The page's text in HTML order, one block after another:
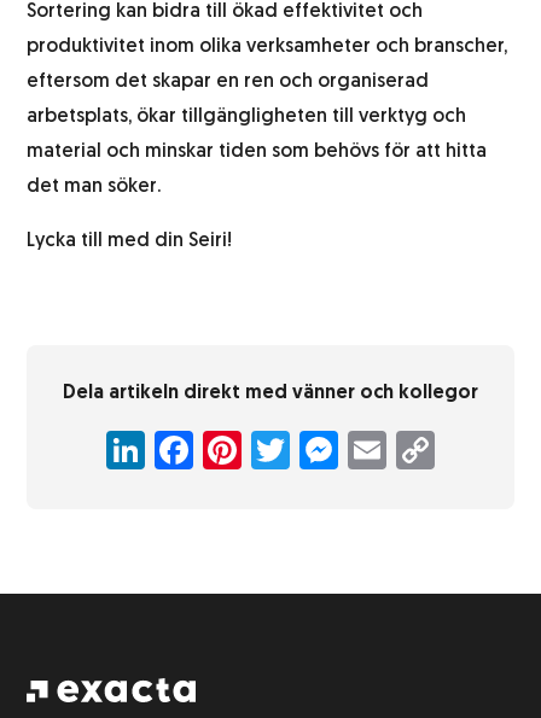
Sortering kan bidra till ökad effektivitet och
produktivitet inom olika verksamheter och branscher,
eftersom det skapar en ren och organiserad
arbetsplats, ökar tillgängligheten till verktyg och
material och minskar tiden som behövs för att hitta
det man söker.
Lycka till med din Seiri!
Dela artikeln direkt med vänner och kollegor
LinkedIn
Facebook
Pinterest
Twitter
Messenger
Email